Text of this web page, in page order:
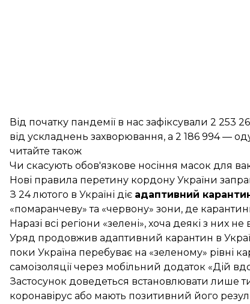
Від початку пандемії в нас зафіксували 2 253
від ускладнень захворювання, а 2 186 994 —
читайте також
Чи скасують обов'язкове носіння масок для
Нові правила перетину кордону України
З 24 лютого в Україні діє адаптивний
«помаранчеву» та «червону» зони, де
Наразі всі регіони «зелені», хоча деякі з них не
Уряд продовжив адаптивний карантин в
поки Україна перебуває на «зеленому» рівні
самоізоляції через мобільний додаток «Дій
Застосунок доведеться встановлювати лише
коронавірус або мають позитивний його